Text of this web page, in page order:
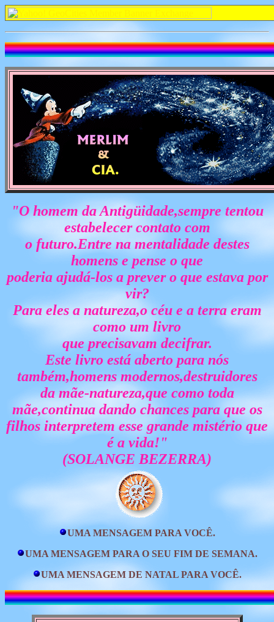
"O homem da Antigüidade,sempre tentou
estabelecer contato com
o futuro.Entre na mentalidade destes
homens e pense o que
poderia ajudá-los a prever o que estava por
vir?
Para eles a natureza,o céu e a terra eram
como um livro
que precisavam decifrar.
Este livro está aberto para nós
também,homens modernos,destruidores
da mãe-natureza,que como toda
mãe,continua dando chances para que os
filhos interpretem esse grande mistério que
é a vida!"
(SOLANGE BEZERRA)
UMA MENSAGEM PARA VOCÊ.
UMA MENSAGEM PARA O SEU FIM DE SEMANA.
UMA MENSAGEM DE NATAL PARA VOCÊ.